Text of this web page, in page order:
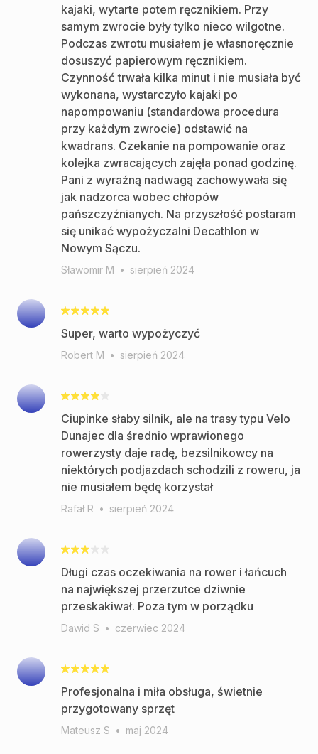
kajaki, wytarte potem ręcznikiem. Przy
samym zwrocie były tylko nieco wilgotne.
Podczas zwrotu musiałem je własnoręcznie
dosuszyć papierowym ręcznikiem.
Czynność trwała kilka minut i nie musiała być
wykonana, wystarczyło kajaki po
napompowaniu (standardowa procedura
przy każdym zwrocie) odstawić na
kwadrans. Czekanie na pompowanie oraz
kolejka zwracających zajęła ponad godzinę.
Pani z wyraźną nadwagą zachowywała się
jak nadzorca wobec chłopów
pańszczyźnianych. Na przyszłość postaram
się unikać wypożyczalni Decathlon w
Nowym Sączu.
Sławomir M • sierpień 2024
Super, warto wypożyczyć
Robert M • sierpień 2024
Ciupinke słaby silnik, ale na trasy typu Velo
Dunajec dla średnio wprawionego
rowerzysty daje radę, bezsilnikowcy na
niektórych podjazdach schodzili z roweru, ja
nie musiałem będę korzystał
Rafał R • sierpień 2024
Długi czas oczekiwania na rower i łańcuch
na największej przerzutce dziwnie
przeskakiwał. Poza tym w porządku
Dawid S • czerwiec 2024
Profesjonalna i miła obsługa, świetnie
przygotowany sprzęt
Mateusz S • maj 2024